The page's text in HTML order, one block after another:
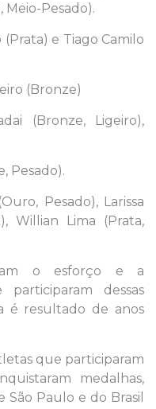
Meio-Pesado).
e Tiago Camilo
(Bronze)
(Bronze, Ligeiro),
Pesado).
Pesado), Larissa
Willian Lima (Prata,
o esforço e a
dessas
é resultado de anos
que participaram
medalhas,
Paulo e do Brasil